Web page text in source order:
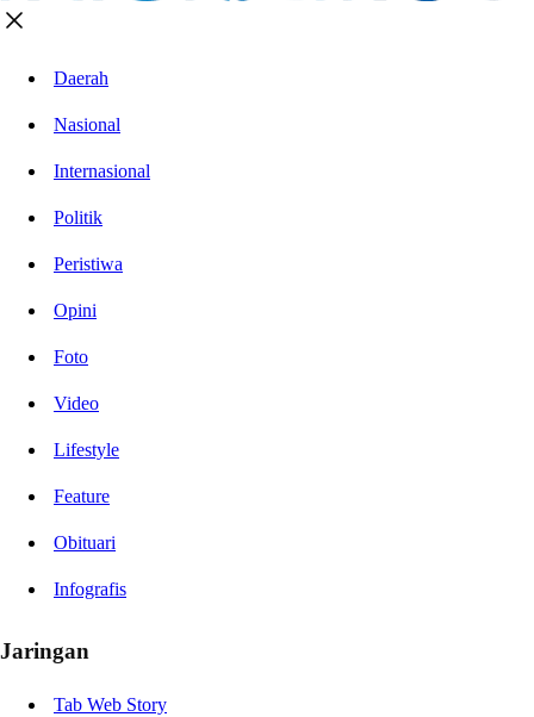
Daerah
Nasional
Internasional
Politik
Peristiwa
Opini
Foto
Video
Lifestyle
Feature
Obituari
Infografis
Jaringan
Tab Web Story